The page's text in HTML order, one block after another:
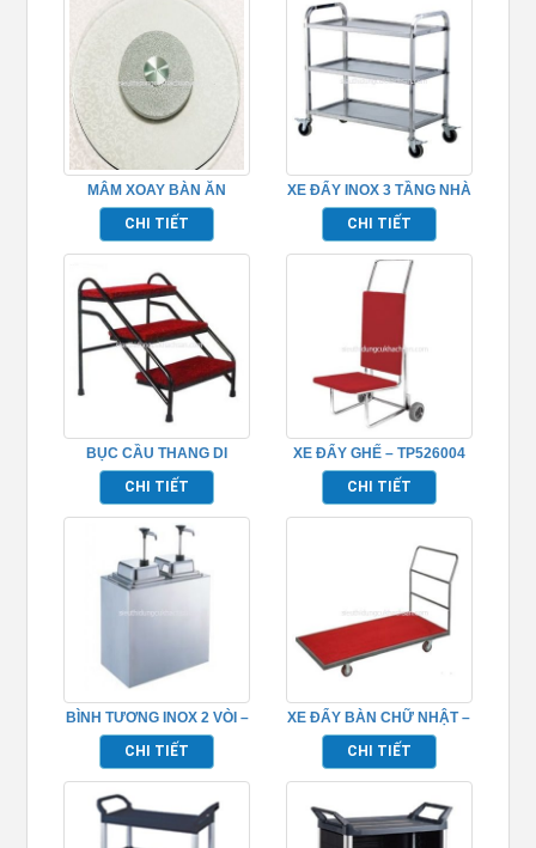
MÂM XOAY BÀN ĂN
TP681048
CHI TIẾT
XE ĐẨY INOX 3 TẦNG NHÀ
HÀNG TP680118
CHI TIẾT
BỤC CẦU THANG DI
ĐỘNG TP968016
CHI TIẾT
XE ĐẨY GHẾ – TP526004
CHI TIẾT
BÌNH TƯƠNG INOX 2 VÒI –
TP697084
CHI TIẾT
XE ĐẨY BÀN CHỮ NHẬT –
TP526002
CHI TIẾT